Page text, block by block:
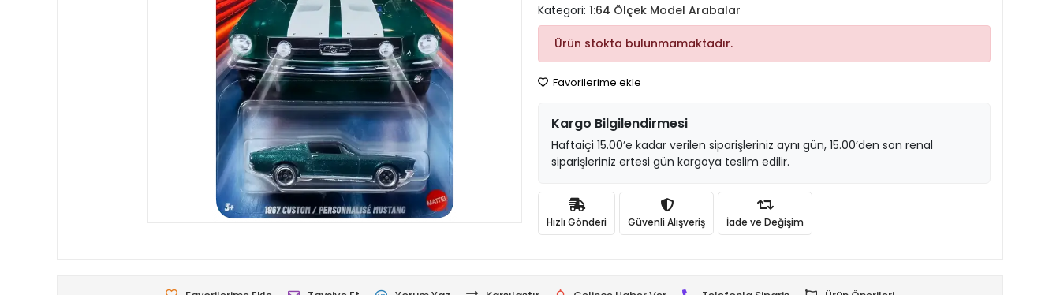
Kategori: 1:64 Ölçek Model Arabalar
Ürün stokta bulunmamaktadır.
Favorilerime ekle
Kargo Bilgilendirmesi
Haftaiçi 15.00’e kadar verilen siparişleriniz aynı gün, 15.00’den son renal
siparişleriniz ertesi gün kargoya teslim edilir.
Hızlı Gönderi Güvenli Alışveriş İade ve Değişim